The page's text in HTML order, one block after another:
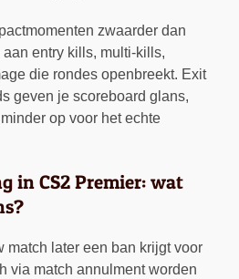
zwaarder dan
entry kills, multi-kills,
die rondes openbreekt. Exit
geven je scoreboard glans,
op voor het echte
in CS2 Premier: wat
match later een ban krijgt voor
via match annulment worden